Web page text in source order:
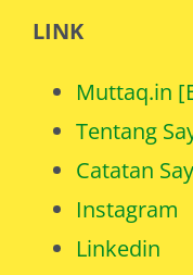
LINK
Muttaq.in
Tentang
Catatan
Instagram
Linkedin